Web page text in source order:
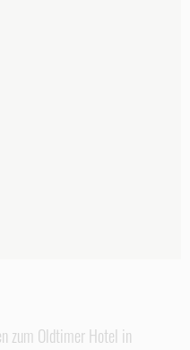
zum Oldtimer Hotel in